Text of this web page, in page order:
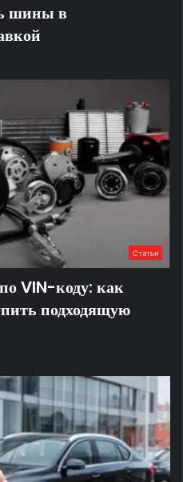
шины в
Статьи
VIN-коду: как
подходящую